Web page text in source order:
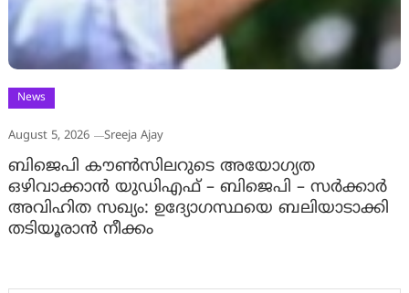
News
August 5, 2026 Sreeja Ajay
ബിജെപി കൗൺസിലറുടെ അയോഗ്യത
ഒഴിവാക്കാൻ യുഡിഎഫ് – ബിജെപി – സർക്കാർ
അവിഹിത സഖ്യം: ഉദ്യോഗസ്ഥയെ ബലിയാടാക്കി
തടിയൂരാൻ നീക്കം